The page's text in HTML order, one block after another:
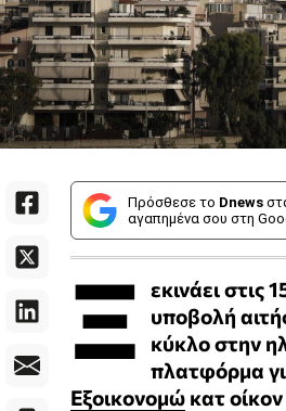
Πρόσθεσε το Dnews
αγαπημένα σου στη
Ξ εκινάει στις
υποβολή
κύκλο στην
πλατφόρμα
Εξοικονομώ κατ